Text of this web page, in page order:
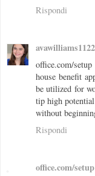
Rispondi
avawilliams1122
office.com/
house benefit
be utilized for
tip high
without
Rispondi
office.com/setup